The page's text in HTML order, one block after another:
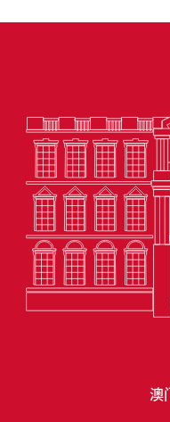
澳